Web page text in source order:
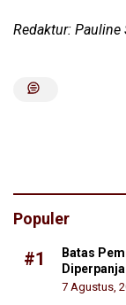
Redaktur: Pauline
Populer
#1
Batas
7 Agustus,